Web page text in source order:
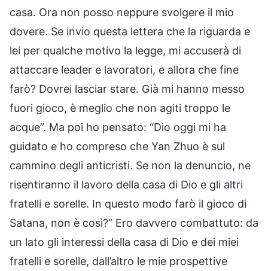
casa. Ora non posso neppure svolgere il mio
dovere. Se invio questa lettera che la riguarda e
lei per qualche motivo la legge, mi accuserà di
attaccare leader e lavoratori, e allora che fine
farò? Dovrei lasciar stare. Già mi hanno messo
fuori gioco, è meglio che non agiti troppo le
acque”. Ma poi ho pensato: “Dio oggi mi ha
guidato e ho compreso che Yan Zhuo è sul
cammino degli anticristi. Se non la denuncio, ne
risentiranno il lavoro della casa di Dio e gli altri
fratelli e sorelle. In questo modo farò il gioco di
Satana, non è così?” Ero davvero combattuto: da
un lato gli interessi della casa di Dio e dei miei
fratelli e sorelle, dall’altro le mie prospettive